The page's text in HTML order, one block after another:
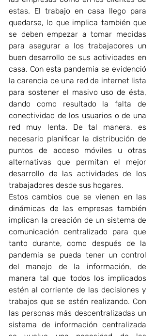
estas. El trabajo en casa llego para
quedarse, lo que implica también que
se deben empezar a tomar medidas
para asegurar a los trabajadores un
buen desarrollo de sus actividades en
casa. Con esta pandemia se evidenció
la carencia de una red de internet lista
para sostener el masivo uso de ésta,
dando como resultado la falta de
conectividad de los usuarios o de una
red muy lenta. De tal manera, es
necesario planificar la distribución de
puntos de acceso móviles u otras
alternativas que permitan el mejor
desarrollo de las actividades de los
trabajadores desde sus hogares.
Estos cambios que se vienen en las
dinámicas de las empresas también
implican la creación de un sistema de
comunicación centralizado para que
tanto durante, como después de la
pandemia se pueda tener un control
del manejo de la información, de
manera tal que todos los implicados
estén al corriente de las decisiones y
trabajos que se estén realizando. Con
las personas más descentralizadas un
sistema de información centralizada